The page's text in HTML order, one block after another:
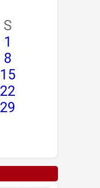
S
1
8
15
22
29